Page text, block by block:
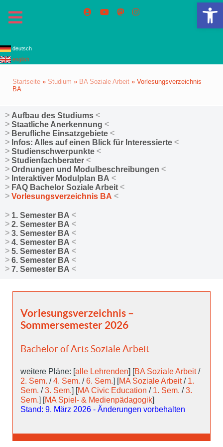
deutsch
english
Startseite » Studium » BA Soziale Arbeit » Vorlesungsverzeichnis
BA
Aufbau des Studiums
Staatliche Anerkennung
Berufliche Einsatzgebiete
Infos: Alles auf einen Blick für Interessierte
Studienschwerpunkte
Studienfachberater
Ordnungen und Modulbeschreibungen
Interaktiver Modulplan BA
FAQ Bachelor Soziale Arbeit
Vorlesungsverzeichnis BA
1. Semester BA
2. Semester BA
3. Semester BA
4. Semester BA
5. Semester BA
6. Semester BA
7. Semester BA
Vorlesungsverzeichnis –
Sommersemester 2026
Bachelor of Arts Soziale Arbeit
weitere Pläne: [alle Lehrenden] [BA Soziale Arbeit/
2. Sem. /4. Sem. /6. Sem.] [MA Soziale Arbeit/ 1.
Sem. /3. Sem.] [MA Civic Education / 1. Sem. /3.
Sem.] [MA Spiel- & Medienpädagogik]
Stand: 9. März 2026 - Änderungen vorbehalten